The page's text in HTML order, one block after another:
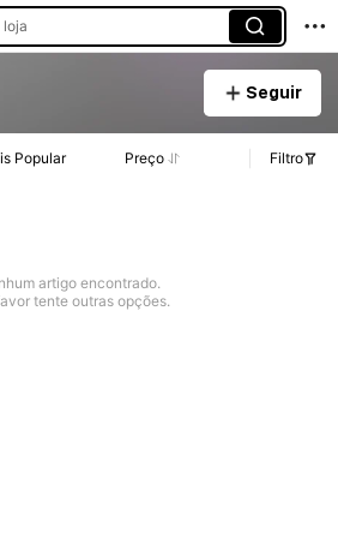
loja
Seguir
Popular Preço Filtro
artigo encontrado.
tente outras opções.